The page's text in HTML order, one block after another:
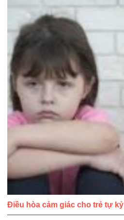
Điều hòa cảm giác cho trẻ tự kỷ